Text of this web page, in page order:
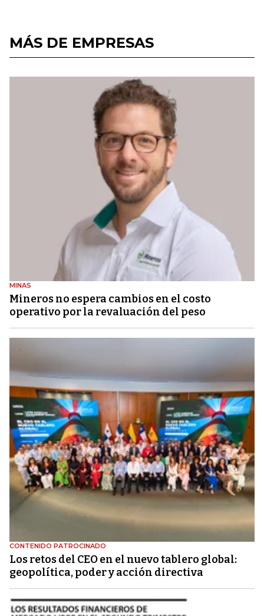
MÁS DE EMPRESAS
MINAS
Mineros no espera cambios en el costo
operativo por la revaluación del peso
CONTENIDO PATROCINADO
Los retos del CEO en el nuevo tablero global:
geopolítica, poder y acción directiva